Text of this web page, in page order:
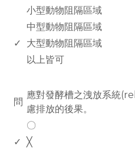
小型動物阻隔區域
中型動物阻隔區域
✓
大型動物阻隔區域
以上皆可
問
應對發酵槽之洩放系統
慮排放的後果。
〇
✓ ╳